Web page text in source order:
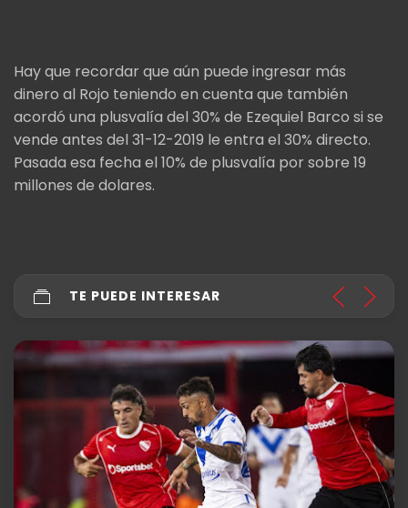
Hay que recordar que aún puede ingresar más
dinero al Rojo teniendo en cuenta que también
acordó una plusvalía del 30% de Ezequiel Barco si se
vende antes del 31-12-2019 le entra el 30% directo.
Pasada esa fecha el 10% de plusvalía por sobre 19
millones de dolares.
TE PUEDE INTERESAR